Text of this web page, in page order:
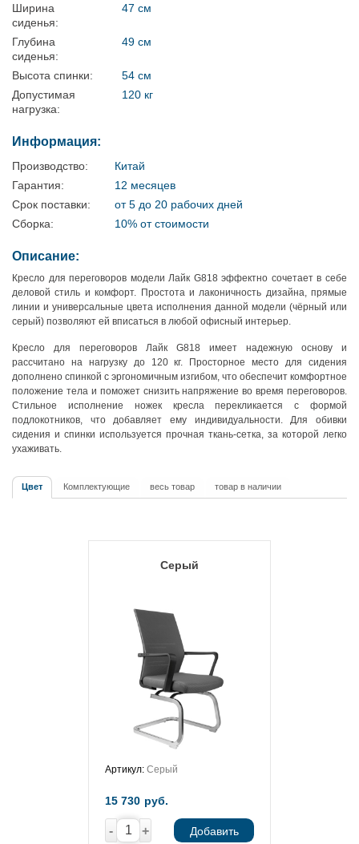
Ширина
сиденья:
47 см
Глубина
сиденья:
49 см
Высота спинки:
54 см
Допустимая
нагрузка:
120 кг
Информация:
Производство:
Китай
Гарантия:
12 месяцев
Срок поставки:
от 5 до 20 рабочих дней
Сборка:
10% от стоимости
Описание:
Кресло для переговоров модели Лайк G818 эффектно сочетает в себе
деловой стиль и комфорт. Простота и лаконичность дизайна, прямые
линии и универсальные цвета исполнения данной модели (чёрный или
серый) позволяют ей вписаться в любой офисный интерьер.
Кресло для переговоров Лайк G818 имеет надежную основу и
рассчитано на нагрузку до 120 кг. Просторное место для сидения
дополнено спинкой с эргономичным изгибом, что обеспечит комфортное
положение тела и поможет снизить напряжение во время переговоров.
Стильное исполнение ножек кресла перекликается с формой
подлокотников, что добавляет ему индивидуальности. Для обивки
сидения и спинки используется прочная ткань-сетка, за которой легко
ухаживать.
Цвет Комплектующие весь товар товар в наличии
Серый
Артикул: Серый
15 730 руб.
- + Добавить